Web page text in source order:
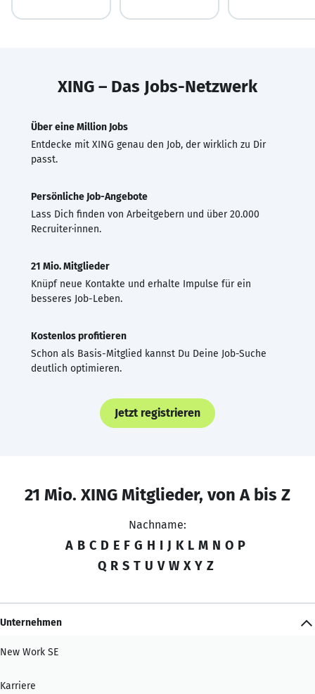
XING – Das Jobs-Netzwerk
Über eine Million Jobs
Entdecke mit XING genau den Job, der wirklich zu Dir
passt.
Persönliche Job-Angebote
Lass Dich finden von Arbeitgebern und über 20.000
Recruiter·innen.
21 Mio. Mitglieder
Knüpf neue Kontakte und erhalte Impulse für ein
besseres Job-Leben.
Kostenlos profitieren
Schon als Basis-Mitglied kannst Du Deine Job-Suche
deutlich optimieren.
Jetzt registrieren
21 Mio. XING Mitglieder, von A bis Z
Nachname:
A B C D E F G H I J K L M N O P
Q R S T U V W X Y Z
Unternehmen
New Work SE
Karriere